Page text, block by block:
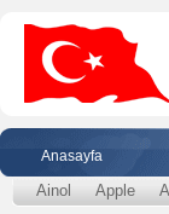
Anasayfa
Ainol Apple